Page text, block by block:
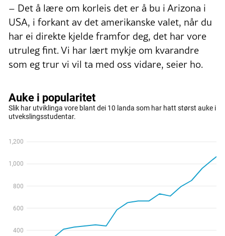
– Det å lære om korleis det er å bu i Arizona i
USA, i forkant av det amerikanske valet, når du
har ei direkte kjelde framfor deg, det har vore
utruleg fint. Vi har lært mykje om kvarandre
som eg trur vi vil ta med oss vidare, seier ho.